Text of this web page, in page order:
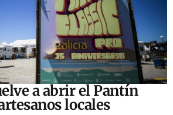
a abrir el Pantín
locales